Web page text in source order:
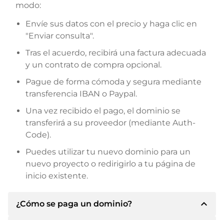
modo:
Envíe sus datos con el precio y haga clic en
"Enviar consulta".
Tras el acuerdo, recibirá una factura adecuada
y un contrato de compra opcional.
Pague de forma cómoda y segura mediante
transferencia IBAN o Paypal.
Una vez recibido el pago, el dominio se
transferirá a su proveedor (mediante Auth-
Code).
Puedes utilizar tu nuevo dominio para un
nuevo proyecto o redirigirlo a tu página de
inicio existente.
¿Cómo se paga un dominio? expand_less